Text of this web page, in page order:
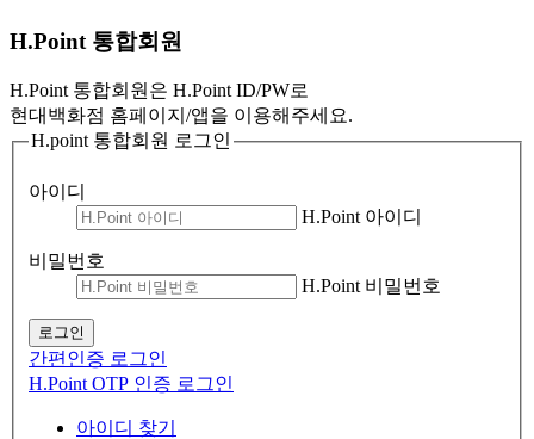
H.Point 통합회원
H.Point 통합회원은 H.Point ID/PW로
현대백화점 홈페이지/앱을 이용해주세요.
H.point 통합회원 로그인
아이디
H.Point 아이디
비밀번호
H.Point 비밀번호
로그인
간편인증 로그인
H.Point OTP 인증 로그인
아이디 찾기